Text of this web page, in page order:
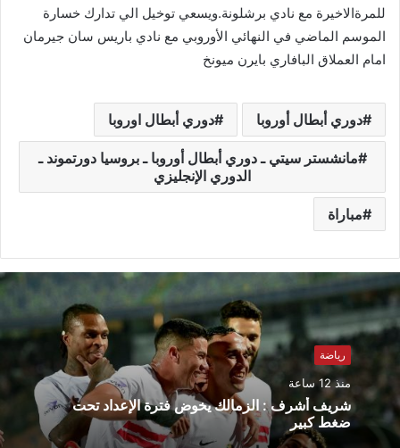
للمرةالاخيرة مع نادي برشلونة.ويسعي توخيل الي تدارك خسارة
الموسم الماضي في النهائي الأوروبي مع نادي باريس سان جيرمان
امام العملاق البافاري بايرن ميونخ
دوري أبطال أوروبا دوري أبطال اوروبا
مانشستر سيتي ـ دوري أبطال أوروبا ـ بروسيا دورتموند ـ
الدوري الإنجليزي
مباراة
رياضة
منذ 12 ساعة
شريف أشرف : الزمالك يخوض فترة الإعداد تحت
ضغط كبير